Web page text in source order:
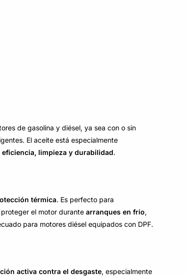
de gasolina y diésel, ya sea con o sin
El aceite está especialmente
eficiencia, limpieza y durabilidad.
térmica. Es perfecto para
proteger el motor durantearranques en frío,
para motores diésel equipados con DPF.
activa contra el desgaste, especialmente